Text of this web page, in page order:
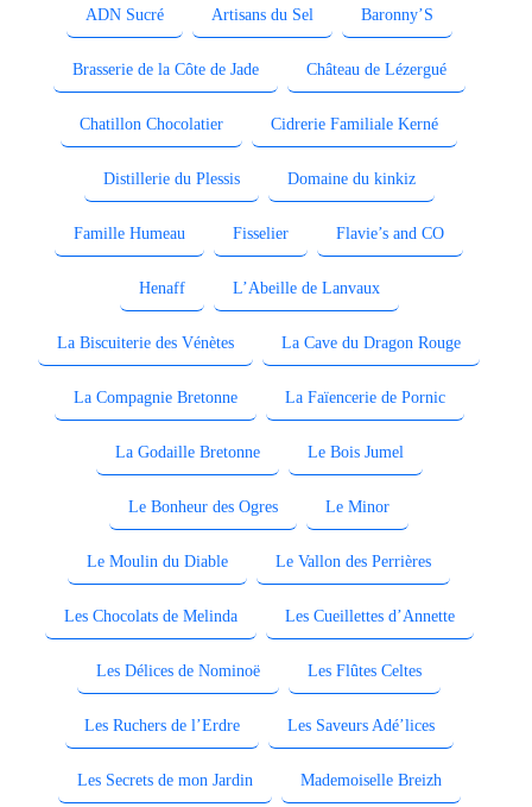
ADN Sucré Artisans du Sel Baronny’S
Brasserie de la Côte de Jade Château de Lézergué
Chatillon Chocolatier Cidrerie Familiale Kerné
Distillerie du Plessis Domaine du kinkiz
Famille Humeau Fisselier Flavie’s and CO
Henaff L’Abeille de Lanvaux
La Biscuiterie des Vénètes La Cave du Dragon Rouge
La Compagnie Bretonne La Faïencerie de Pornic
La Godaille Bretonne Le Bois Jumel
Le Bonheur des Ogres Le Minor
Le Moulin du Diable Le Vallon des Perrières
Les Chocolats de Melinda Les Cueillettes d’Annette
Les Délices de Nominoë Les Flûtes Celtes
Les Ruchers de l’Erdre Les Saveurs Adé’lices
Les Secrets de mon Jardin Mademoiselle Breizh